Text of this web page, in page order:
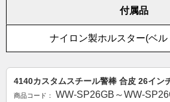
付属品
ナイロン製ホルスター(ベ
4140カスタムスチール警棒 合皮 26イン
商品コード： WW-SP26GB～WW-